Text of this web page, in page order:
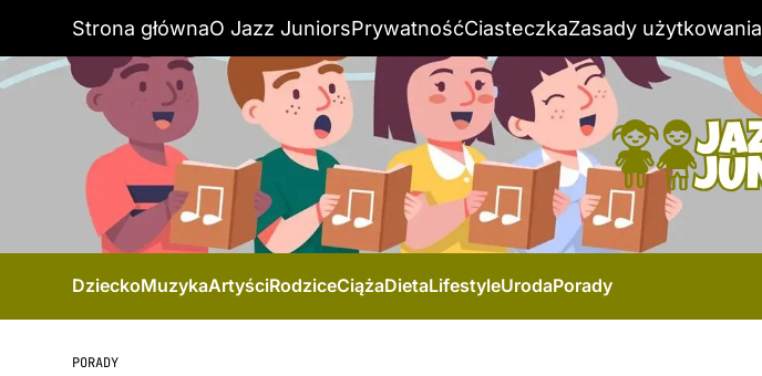
Strona głównaO Jazz JuniorsPrywatnośćCiasteczkaZasady użytkowania
DzieckoMuzykaArtyściRodziceCiążaDietaLifestyleUrodaPorady
PORADY